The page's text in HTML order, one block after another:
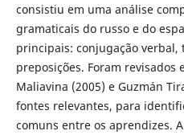
consistiu em uma análise
gramaticais do russo e do
principais: conjugação verbal,
preposições. Foram revisados
Maliavina (2005) e Guzmán
fontes relevantes, para
comuns entre os aprendizes.